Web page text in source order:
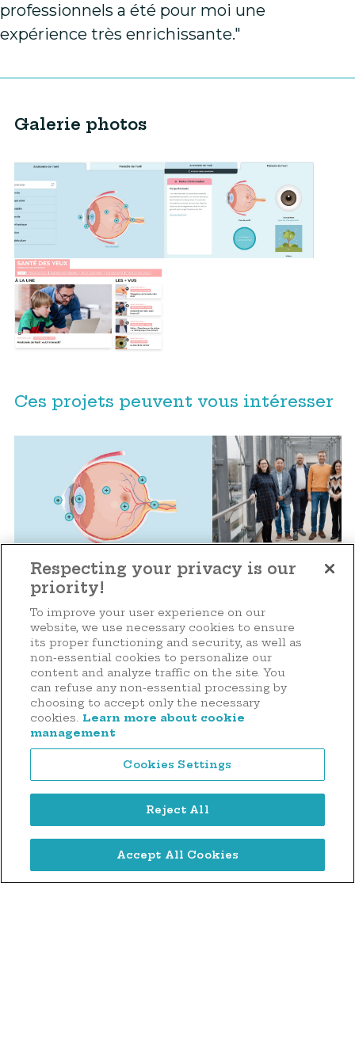
Faire un don
professionnels a été pour moi une
expérience très enrichissante."
Galerie photos
Ces projets peuvent vous intéresser
2024 Formation
Anatomie de l’œil : outil
interactif
2024Recherche
Voir tous les projets
44 rue d'Anvers
Respecting your privacy is our
priority!
To improve your user experience on our
website, we use necessary cookies to ensure
its proper functioning and security, as well as
non-essential cookies to personalize our
content and analyze traffic on the site. You
can refuse any non-essential processing by
choosing to accept only the necessary
cookies.
Learn more about cookie
management
Cookies Settings
Reject All
Accept All Cookies